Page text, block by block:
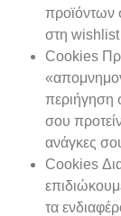
προϊόντων
στη wishlist
Cookies
περιήγηση
σου
ανάγκες
Cookies
τα